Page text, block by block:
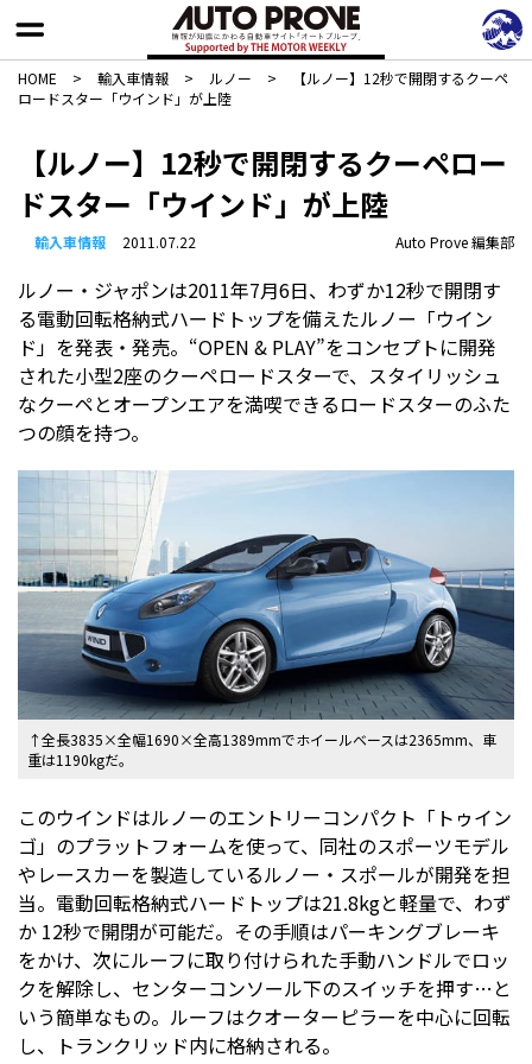
HOME > 輸入車情報 > ルノー >
【ルノー】12秒で開閉するクーペ
ロードスター「ウインド」が上陸
【ルノー】12秒で開閉するクーペロー
ドスター「ウインド」が上陸
輸入車情報 2011.07.22 Auto Prove 編集部
ルノー・ジャポンは2011年7月6日、わずか12秒で開閉す
る電動回転格納式ハードトップを備えたルノー「ウイン
ド」を発表・発売。“OPEN & PLAY”をコンセプトに開発
された小型2座のクーペロードスターで、スタイリッシュ
なクーペとオープンエアを満喫できるロードスターのふた
つの顔を持つ。
↑全長3835×全幅1690×全高1389mmでホイールベースは2365mm、車
重は1190kgだ。
このウインドはルノーのエントリーコンパクト「トゥイン
ゴ」のプラットフォームを使って、同社のスポーツモデル
やレースカーを製造しているルノー・スポールが開発を担
当。電動回転格納式ハードトップは21.8kgと軽量で、わず
か 12秒で開閉が可能だ。その手順はパーキングブレーキ
をかけ、次にルーフに取り付けられた手動ハンドルでロッ
クを解除し、センターコンソール下のスイッチを押す…と
いう簡単なもの。ルーフはクオーターピラーを中心に回転
し、トランクリッド内に格納される。